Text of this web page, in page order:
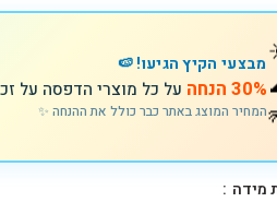
מבצעי הקיץ הגיעו! 🍉
30% הנחה על כל מוצרי הדפסה על
המחיר המוצג באתר כבר כולל את ההנחה ✨
מידה